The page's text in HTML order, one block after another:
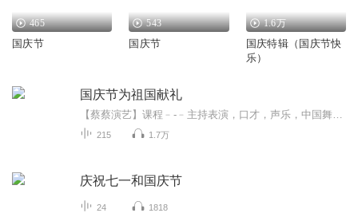
465
国庆节
543
国庆节
1.6万
国庆特辑（国庆节快
乐）
国庆节为祖国献礼
215 1.7万
庆祝七一和国庆节
24 1818